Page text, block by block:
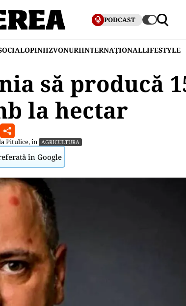
PODCAST
OPINIIZVONURIINTERNAȚIONALLIFESTYLE
să producă
la hectar
Pitulice, în AGRICULTURA
în Google